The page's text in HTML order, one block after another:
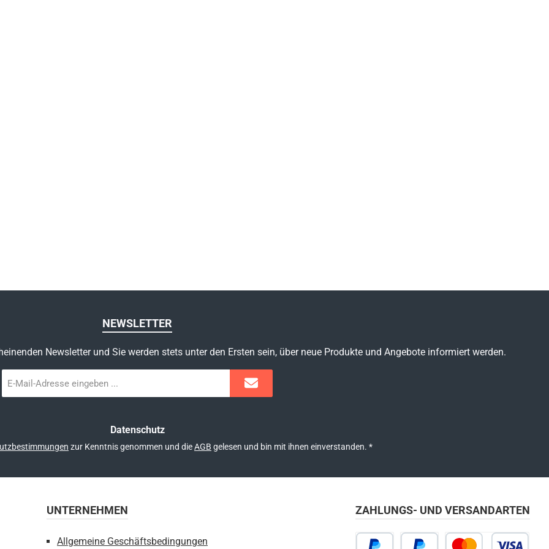
eine anatomisch korrekte
am Swifty 3 Reha-Buggy montieren. So entstehen mit wenigen Handgriffen mehr
Swifty 3: Mühelos faltbares Fahrgestell mit integrierter
Schrittgurtpolster; Crash-Ösen; flammenhemmender Bezugsstoff; atmungsaktives Polster; hüftwinkelverstellbare
NEWSLETTER
Newsletter und Sie werden stets unter den Ersten sein, über neue Produkte und Angebote informiert werden.
Mail-
Datenschutz
zur Kenntnis genommen und dieAGB gelesen und bin mit ihnen einverstanden. *
UNTERNEHMEN
Allgemeine Geschäftsbedingungen
ZAHLUNGS- UND VERSANDARTEN